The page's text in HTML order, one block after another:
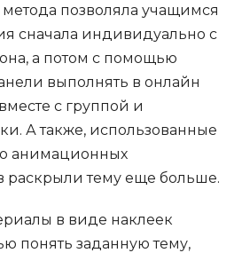
позволяла учащимся
сначала индивидуально с
а потом с помощью
выполнять в онлайн
с группой и
А также, использованные
анимационных
раскрыли тему еще больше.
в виде наклеек
понять заданную тему,